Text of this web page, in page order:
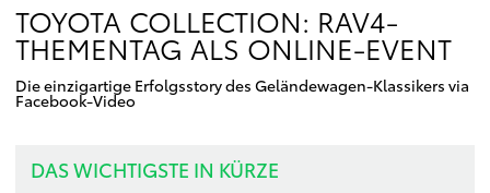
TOYOTA COLLECTION: RAV4-
THEMENTAG ALS ONLINE-EVENT
Die einzigartige Erfolgsstory des Geländewagen-Klassikers via
Facebook-Video
DAS WICHTIGSTE IN KÜRZE